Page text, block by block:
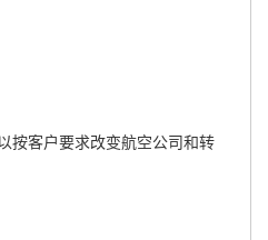
按客户要求改变航空公司和转